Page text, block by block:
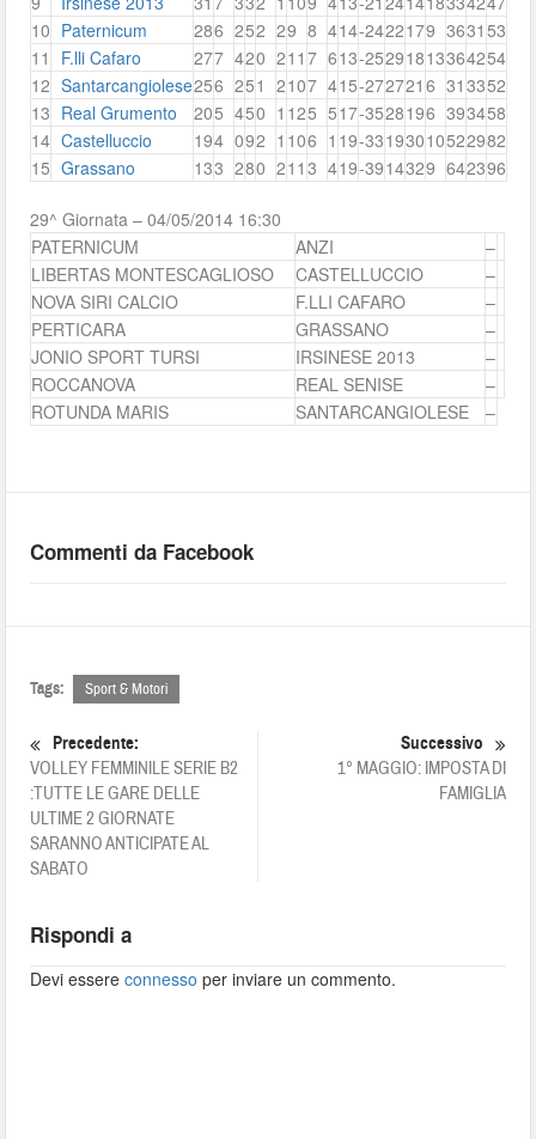
10 Paternicum 286 252 29 8 414-2422179 3631 53
11
F.lli Cafaro 277 420 211 7 613-25291813364254
12 Santarcangiolese256 251 2107 415-272721 6 31 3352
13 Real Grumento 205 450 1 125 517-3528196 393458
14 Castelluccio 194 092 1 106 1 19-33193010522982
15 Grassano 133 280 211 3 419-3914329 642396
29^ Giornata – 04/05/2014 16:30
PATERNICUM
ANZI
–
LIBERTAS MONTESCAGLIOSO
CASTELLUCCIO
–
NOVA SIRI CALCIO
F.LLI CAFARO
–
PERTICARA
GRASSANO
–
JONIO SPORT TURSI
IRSINESE 2013
–
ROCCANOVA
REAL SENISE
–
ROTUNDA MARIS
SANTARCANGIOLESE –
Commenti da Facebook
Tags: Sport & Motori
Precedente:
VOLLEY FEMMINILE SERIE B2
:TUTTE LE GARE DELLE
ULTIME 2 GIORNATE
SARANNO ANTICIPATE AL
SABATO
Successivo
1° MAGGIO: IMPOSTA DI
FAMIGLIA
Rispondi a
Devi essereconnesso per inviare un commento.